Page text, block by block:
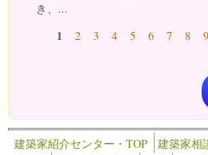
き、...
ページ1 2 3 4 5 6 7 8 9
建築家紹介センター・TOP 建築家相